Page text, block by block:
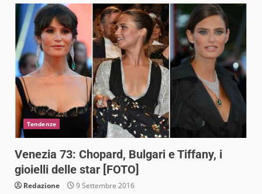
Tendenze
Venezia 73: Chopard, Bulgari e Tiffany, i
gioielli delle star [FOTO]
Redazione 9 Settembre 2016